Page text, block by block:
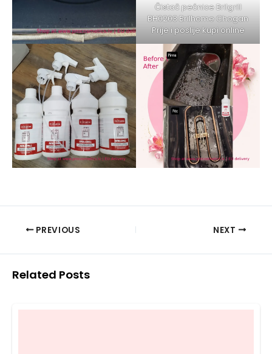
Čistač pećnice Brilgrill
BH0203 Brilhome Chogan
Prije i poslije kupi online
PREVIOUS NEXT
Related Posts